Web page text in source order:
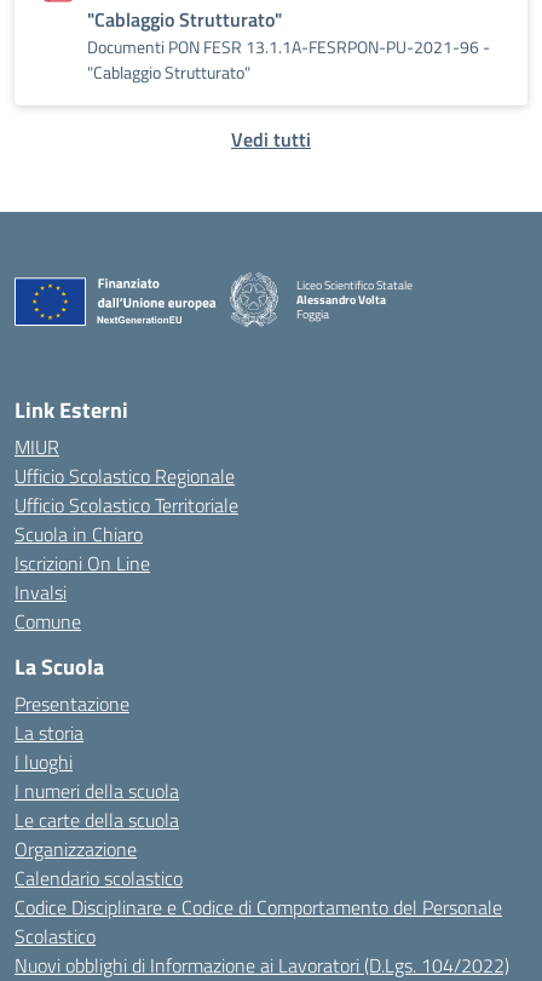
"Cablaggio Strutturato"
Documenti PON FESR 13.1.1A-FESRPON-PU-2021-96 -
"Cablaggio Strutturato"
Vedi tutti
Liceo Scientifico Statale
Alessandro Volta
Foggia
— Visita la pagina iniziale della scuola
Link Esterni
MIUR
Ufficio Scolastico Regionale
Ufficio Scolastico Territoriale
Scuola in Chiaro
Iscrizioni On Line
Invalsi
Comune
La Scuola
Presentazione
La storia
I luoghi
I numeri della scuola
Le carte della scuola
Organizzazione
Calendario scolastico
Codice Disciplinare e Codice di Comportamento del Personale
Scolastico
Nuovi obblighi di Informazione ai Lavoratori (D.Lgs. 104/2022)